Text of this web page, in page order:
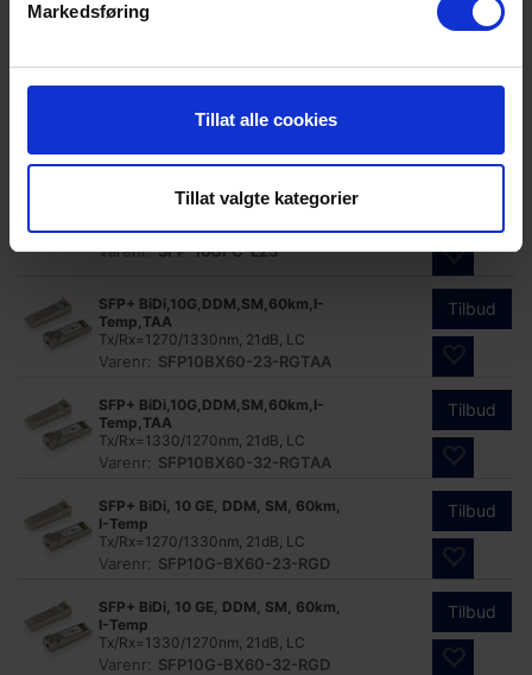
Markedsføring
Tillat alle cookies
Tillat valgte kategorier
SFP+, 10G Ethernet, DDM, 40km
1550nm, 15dB, SM
Tilbud
SFP+, 16/8/4 Fibre Channel, 10km
1310nm, 9dB, DDM, SM
SFP+, 16/8/4 Fibre Channel, 25km
1310nm, 9dB, DDM, SM
Varenr: SFP-16GFC-L25
SFP+ BiDi,10G,DDM,SM,60km,I-
Temp,TAA
Tx/Rx=1270/1330nm, 21dB, LC
Varenr: SFP10BX60-23-RGTAA
Tilbud
SFP+ BiDi,10G,DDM,SM,60km,I-
Temp,TAA
Tx/Rx=1330/1270nm, 21dB, LC
Varenr: SFP10BX60-32-RGTAA
Tilbud
SFP+ BiDi, 10 GE, DDM, SM, 60km,
I-Temp
Tx/Rx=1270/1330nm, 21dB, LC
Varenr: SFP10G-BX60-23-RGD
Tilbud
SFP+ BiDi, 10 GE, DDM, SM, 60km,
I-Temp
Tx/Rx=1330/1270nm, 21dB, LC
Varenr: SFP10G-BX60-32-RGD
Tilbud